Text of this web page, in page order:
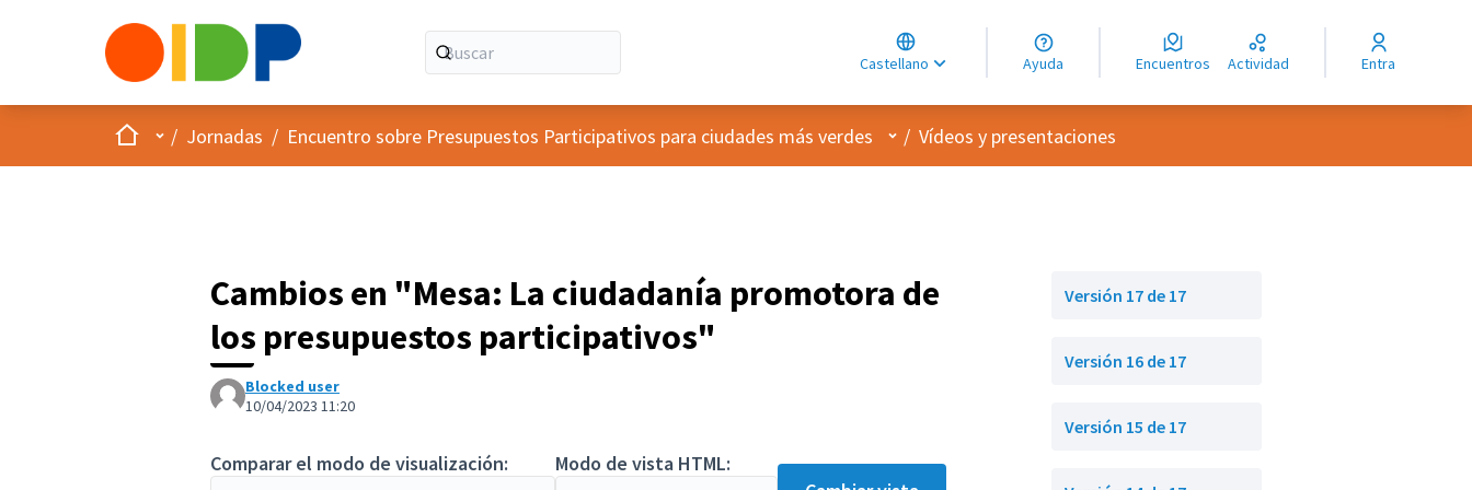
Castellano
Choose language
Choisir la langue
Elegir el idioma
Ayuda Encuentros Actividad Entra
InicioMenú principal
/ Jornadas / Encuentro sobre Presupuestos Participativos para ciudades más verdes Menú de usuario
/ Vídeos y presentaciones
Cambios en "Mesa: La ciudadanía promotora de
los presupuestos participativos"
Blocked user
10/04/2023 11:20
Comparar el modo de visualización:
Modo de vista HTML:
Versión 17 de 17
Versión 16 de 17
Versión 15 de 17